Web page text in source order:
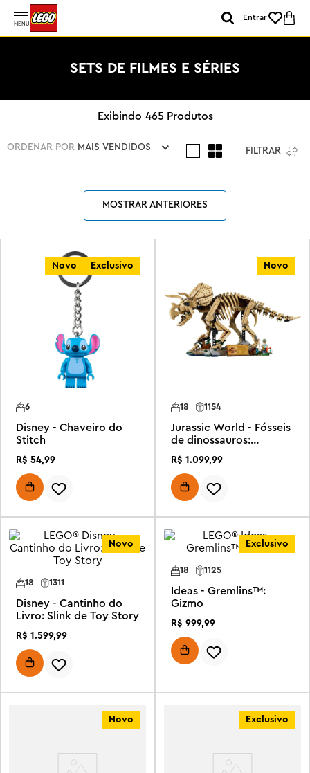
MENU
Entrar
SETS DE FILMES E SÉRIES
465 Produtos
ORDENAR POR MAIS VENDIDOS FILTRAR
MOSTRAR ANTERIORES
Novo Exclusivo
6
Disney - Chaveiro do
Stitch
R$ 54,99
Novo
1154
18
Jurassic World - Fósseis
de dinossauros:
R$ 1 .099,99
Novo
1311
18
Disney - Cantinho do
Livro: Slink de Toy Story
R$ 1 .599,99
Exclusivo
18 1125
Ideas - Gremlins™:
Gizmo
R$ 999,99
Novo Exclusivo